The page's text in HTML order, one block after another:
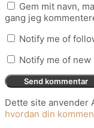
Gem mit navn,
gang jeg
Notify me of
Notify me of new
Dette site anvender
hvordan din